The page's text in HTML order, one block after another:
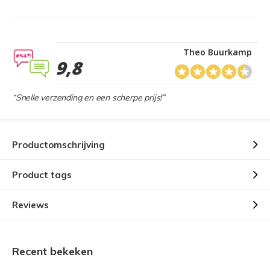
9,8
Theo Buurkamp
“Snelle verzending en een scherpe prijs!”
Productomschrijving
Product tags
Reviews
Recent bekeken